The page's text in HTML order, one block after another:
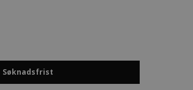
Søknadsfrist